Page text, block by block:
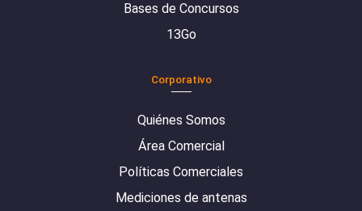
Bases de Concursos
13Go
Corporativo
Quiénes Somos
Área Comercial
Políticas Comerciales
Mediciones de antenas